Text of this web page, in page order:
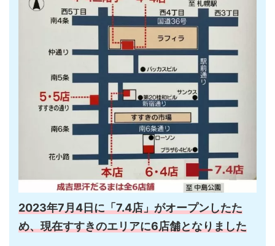
2023年7月4日に「7.4店」がオープンしたた
め、現在すすきのエリアに6店舗となりました